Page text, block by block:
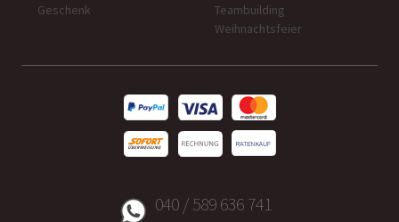
Geschenk
Teambuilding
Weihnachtsfeier
040 / 589 636 741